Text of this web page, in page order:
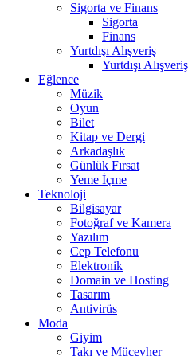
Sigorta ve Finans
Sigorta
Finans
Yurtdışı Alışveriş
Yurtdışı Alışveriş
Eğlence
Müzik
Oyun
Bilet
Kitap ve Dergi
Arkadaşlık
Günlük Fırsat
Yeme İçme
Teknoloji
Bilgisayar
Fotoğraf ve Kamera
Yazılım
Cep Telefonu
Elektronik
Domain ve Hosting
Tasarım
Antivirüs
Moda
Giyim
Takı ve Mücevher